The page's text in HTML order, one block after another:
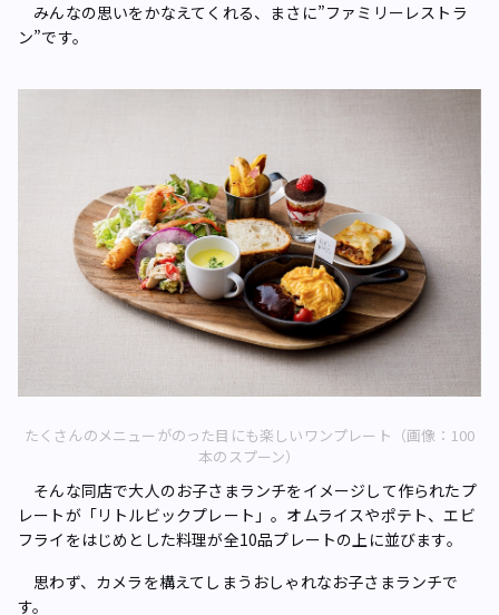
みんなの思いをかなえてくれる、まさに”ファミリーレストラ
ン”です。
たくさんのメニューがのった目にも楽しいワンプレート（画像：100
本のスプーン）
そんな同店で大人のお子さまランチをイメージして作られたプ
レートが「リトルビックプレート」。オムライスやポテト、エビ
フライをはじめとした料理が全10品プレートの上に並びます。
思わず、カメラを構えてしまうおしゃれなお子さまランチで
す。